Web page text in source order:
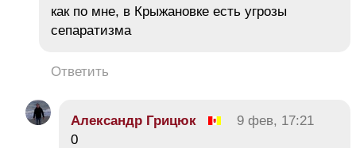
как по мне, в Крыжановке есть угрозы
сепаратизма
Ответить
Александр Грицюк
9 фев, 17:21
0